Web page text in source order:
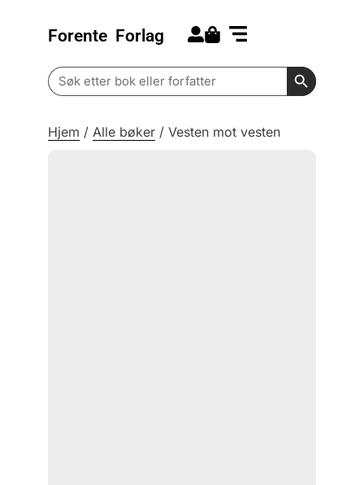
Forente Forlag
Search
for:
Search
Hjem / Alle bøker / Vesten mot vesten